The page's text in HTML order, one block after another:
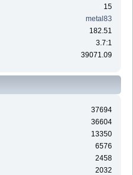
15
metal83
182.51
3.7:1
39071.09
37694
36604
13350
6576
2458
2032